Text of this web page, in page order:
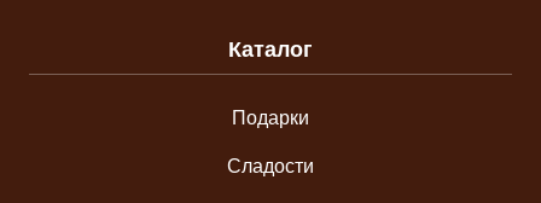
Каталог
Подарки
Сладости